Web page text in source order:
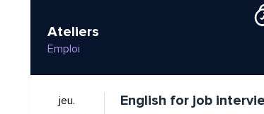
Ateliers
Emploi
jeu. English for job
Quelle est la